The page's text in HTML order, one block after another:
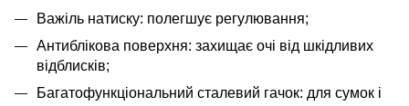
Важіль натиску: полегшує регулювання;
Антиблікова поверхня: захищає очі від шкідливих
відблисків;
Багатофункціональний сталевий гачок: для сумок і